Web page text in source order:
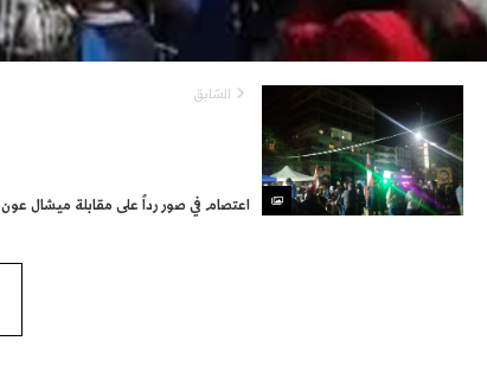
السّابق
اعتصام في صور رداً على مقابلة ميشال عون